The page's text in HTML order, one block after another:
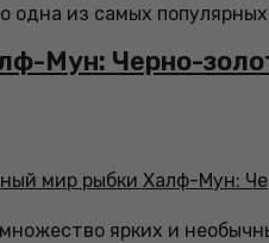
одна из самых
Мун: Черно-
ярких и